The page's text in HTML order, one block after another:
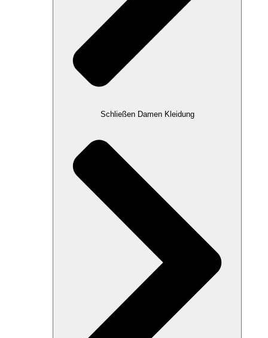
Schließen Damen Kleidung